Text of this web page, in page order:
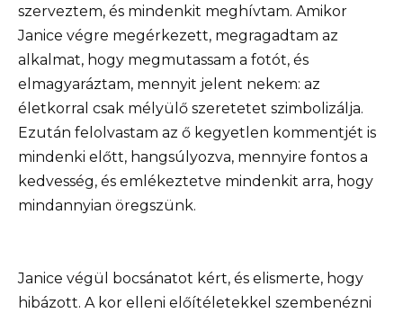
szerveztem, és mindenkit meghívtam. Amikor
Janice végre megérkezett, megragadtam az
alkalmat, hogy megmutassam a fotót, és
elmagyaráztam, mennyit jelent nekem: az
életkorral csak mélyülő szeretetet szimbolizálja.
Ezután felolvastam az ő kegyetlen kommentjét is
mindenki előtt, hangsúlyozva, mennyire fontos a
kedvesség, és emlékeztetve mindenkit arra, hogy
mindannyian öregszünk.
Janice végül bocsánatot kért, és elismerte, hogy
hibázott. A kor elleni előítéletekkel szembenézni